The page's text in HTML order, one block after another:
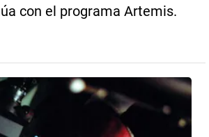
con el programa Artemis.